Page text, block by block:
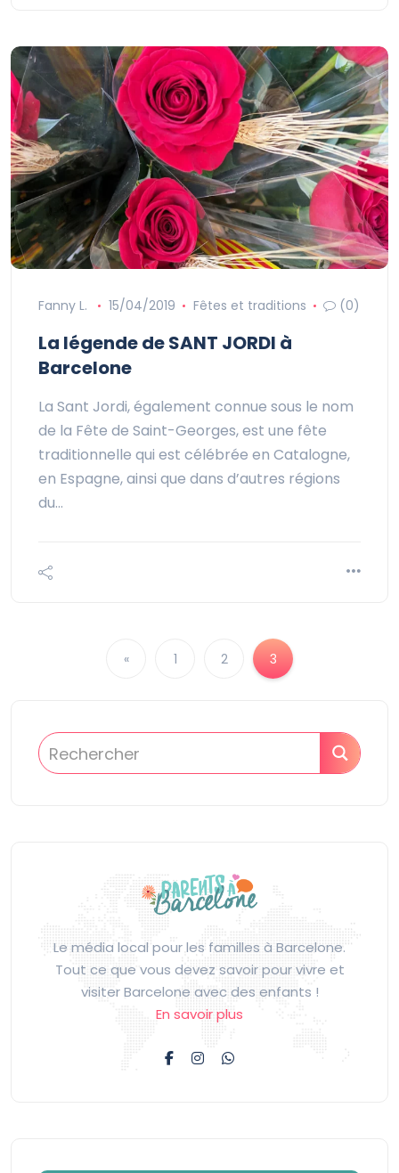
Fanny L. 15/04/2019 Fêtes et traditions (0)
La légende de SANT JORDI à
Barcelone
La Sant Jordi, également connue sous le nom
de la Fête de Saint-Georges, est une fête
traditionnelle qui est célébrée en Catalogne,
en Espagne, ainsi que dans d’autres régions
du…
« 1 2 3
Le média local pour les familles à Barcelone.
Tout ce que vous devez savoir pour vivre et
visiter Barcelone avec des enfants !
En savoir plus